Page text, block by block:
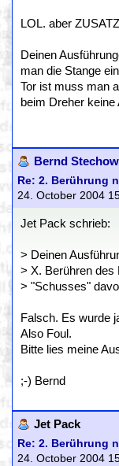
LOL. aber
Deinen
man die Stange
Tor ist muss man
beim Dreher keine
Bernd Stechow
Re: 2. Berührung
24. October 2004
Jet Pack schrieb:
> Deinen
> X. Berühren des
> "Schusses"
Falsch. Es wurde
Also Foul.
Bitte lies meine
;-) Bernd
Jet Pack
Re: 2. Berührung
24. October 2004